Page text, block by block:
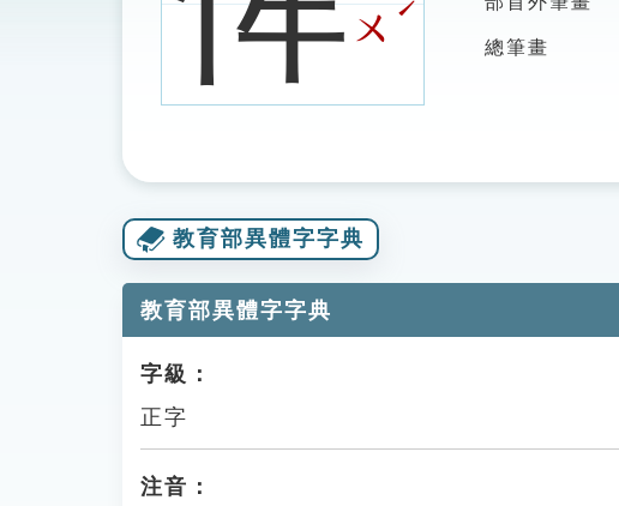
ㄨ
ˊ
總筆畫
教育部異體字字典
教育部異體字字典
字級：
正字
注音：